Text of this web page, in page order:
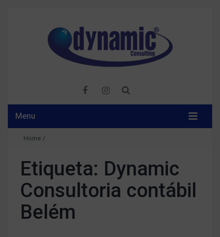
Menu
Home /
Etiqueta: Dynamic
Consultoria contábil
Belém